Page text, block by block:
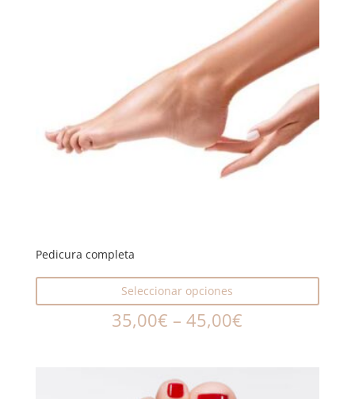
Pedicura completa
Seleccionar opciones
35,00€ –45,00€